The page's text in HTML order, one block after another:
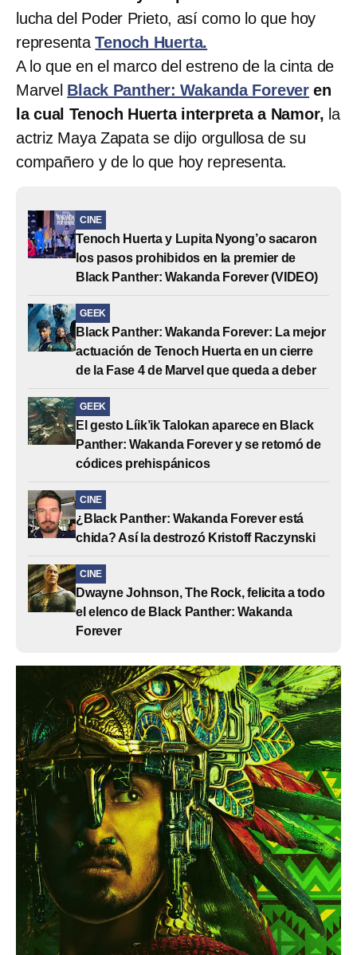
lucha del Poder Prieto, así como lo que hoy
representaTenoch Huerta.
A lo que en el marco del estreno de la cinta de
Marvel Black Panther: Wakanda Forever en
la cual Tenoch Huerta interpreta a Namor, la
actriz Maya Zapata se dijo orgullosa de su
compañero y de lo que hoy representa.
CINE
Tenoch Huerta y Lupita Nyong’o sacaron
los pasos prohibidos en la premier de
Black Panther: Wakanda Forever (VIDEO)
GEEK
Black Panther: Wakanda Forever: La mejor
actuación de Tenoch Huerta en un cierre
de la Fase 4 de Marvel que queda a deber
GEEK
El gesto Líik’ik Talokan aparece en Black
Panther: Wakanda Forever y se retomó de
códices prehispánicos
CINE
¿Black Panther: Wakanda Forever está
chida? Así la destrozó Kristoff Raczynski
CINE
Dwayne Johnson, The Rock, felicita a todo
el elenco de Black Panther: Wakanda
Forever